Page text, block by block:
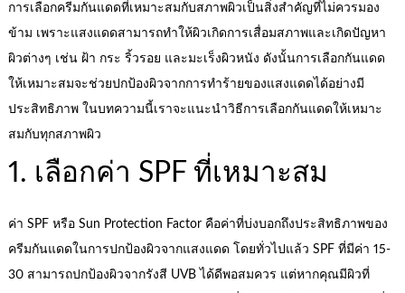
การเลือกครีมกันแดดที่เหมาะสมกับสภาพผิวเป็นสิ่งสำคัญที่ไม่ควรมอง
ข้าม เพราะแสงแดดสามารถทำให้ผิวเกิดการเสื่อมสภาพและเกิดปัญหา
ผิวต่างๆ เช่น ฝ้า กระ ริ้วรอย และมะเร็งผิวหนัง ดังนั้นการเลือกกันแดด
ให้เหมาะสมจะช่วยปกป้องผิวจากการทำร้ายของแสงแดดได้อย่างมี
ประสิทธิภาพ ในบทความนี้เราจะแนะนำวิธีการเลือกกันแดดให้เหมาะ
สมกับทุกสภาพผิว
1. เลือกค่า SPF ที่เหมาะสม
ค่า SPF หรือ Sun Protection Factor คือค่าที่บ่งบอกถึงประสิทธิภาพของ
ครีมกันแดดในการปกป้องผิวจากแสงแดด โดยทั่วไปแล้ว SPF ที่มีค่า 15-
30 สามารถปกป้องผิวจากรังสี UVB ได้ดีพอสมควร แต่หากคุณมีผิวที่